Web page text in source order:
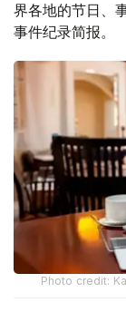
界各地的节日、
事件纪录简报。
Photo credit: